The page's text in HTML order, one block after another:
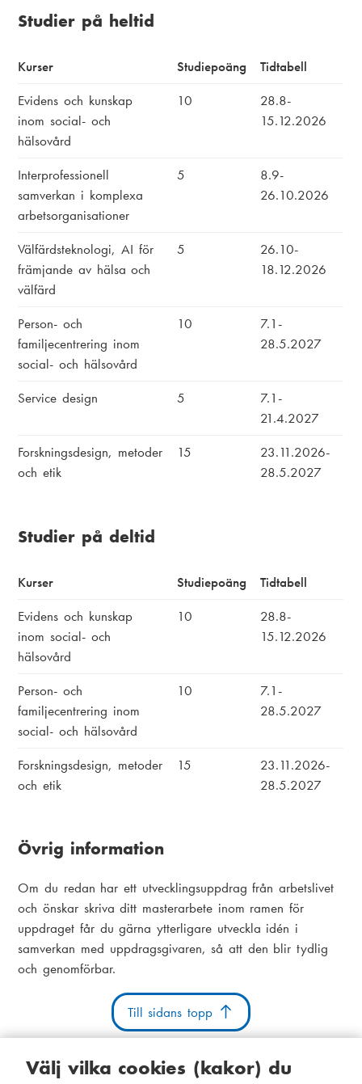
Välj vilka cookies (kakor) du
Studier på heltid
Kurser Studiepoäng
Tidtabell
Evidens och kunskap
inom social- och
hälsovård
10
28.8-
15.12.2026
Interprofessionell
samverkan i komplexa
arbetsorganisationer
5
8.9-
26.10.2026
Välfärdsteknologi, AI för
främjande av hälsa och
välfärd
5
26.10-
18.12.2026
Person- och
familjecentrering inom
social- och hälsovård
10
7.1-
28.5.2027
Service design 5
7.1-
21.4.2027
Forskningsdesign, metoder
och etik
15
23.11.2026-
28.5.2027
Studier på deltid
Kurser Studiepoäng
Tidtabell
Evidens och kunskap
inom social- och
hälsovård
10
28.8-
15.12.2026
Person- och
familjecentrering inom
social- och hälsovård
10
7.1-
28.5.2027
Forskningsdesign, metoder
och etik
15
23.11.2026-
28.5.2027
Övrig information
Om du redan har ett utvecklingsuppdrag från arbetslivet
och önskar skriva ditt masterarbete inom ramen för
uppdraget får du gärna ytterligare utveckla idén i
samverkan med uppdragsgivaren, så att den blir tydlig
och genomförbar.
Till sidans topp